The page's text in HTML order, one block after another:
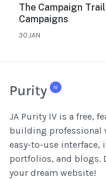
The Campaign
Campaigns
30.JAN
JA Purity IV is a free,
building professional
easy-to-use interface,
portfolios, and blogs.
your dream website!